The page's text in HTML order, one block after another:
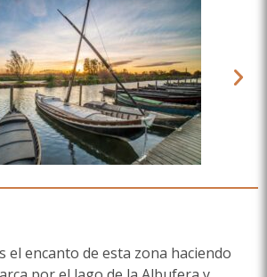
el encanto de esta zona haciendo